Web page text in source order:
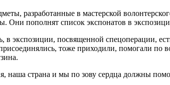
разработанные в мастерской
Они пополнят список экспонатов в
экспозиции, посвященной спецоперации,
тоже приходили, помогали
наша страна и мы по зову сердца должны